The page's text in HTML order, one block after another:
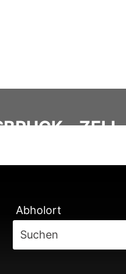
Abholort
Suchen
- ZELL